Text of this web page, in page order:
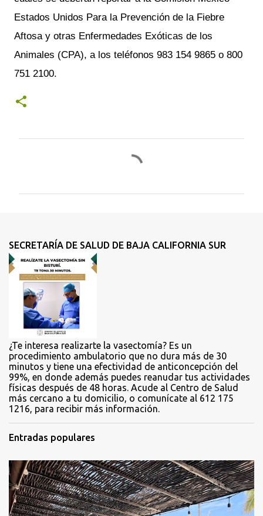
Estados Unidos Para la Prevención de la Fiebre
Aftosa y otras Enfermedades Exóticas de los
Animales (CPA), a los teléfonos 983 154 9865 o 800
751 2100.
t
r
o
SECRETARÍA DE SALUD DE BAJA CALIFORNIA SUR
¿Te interesa realizarte la vasectomía? Es un
procedimiento ambulatorio que no dura más de 30
minutos y tiene una efectividad de anticoncepción del
99%, en donde además puedes reanudar tus actividades
físicas después de 48 horas. Acude al Centro de Salud
más cercano a tu domicilio, o comunícate al 612 175
1216, para recibir más información.
Entradas populares